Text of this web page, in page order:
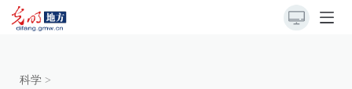
科学 >